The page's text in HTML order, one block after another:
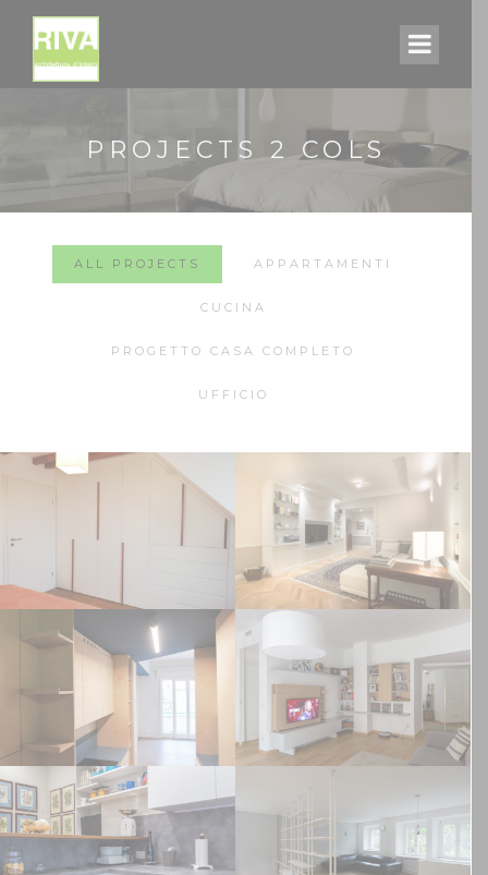
PROJECTS 2 COLS
ALL PROJECTS APPARTAMENTI
CUCINA
PROGETTO CASA COMPLETO
UFFICIO